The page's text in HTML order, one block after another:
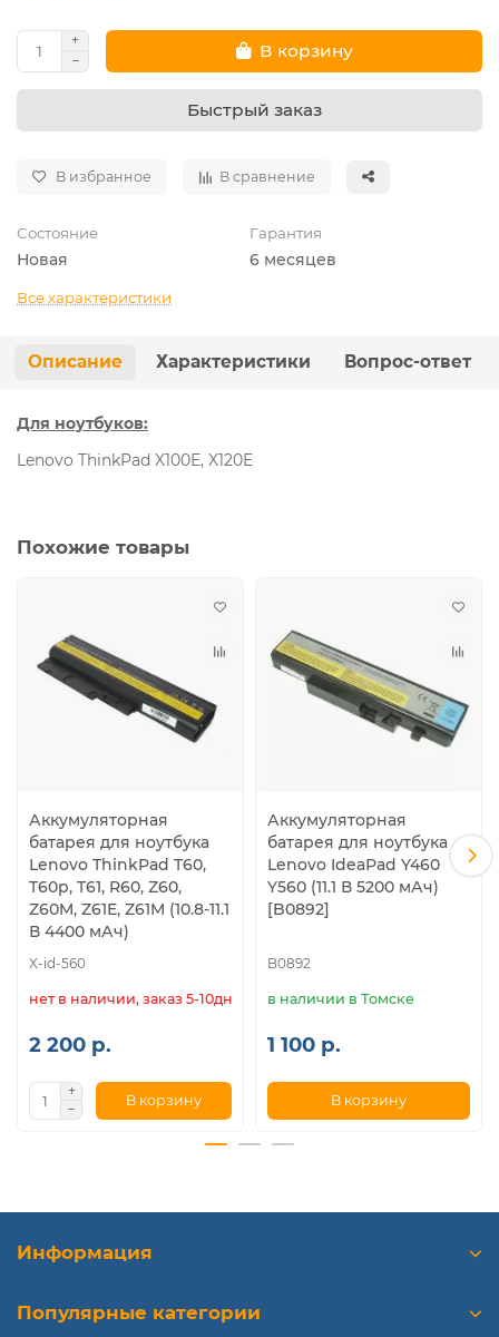
В корзину
Быстрый заказ
В избранное В сравнение
Состояние
Новая
Гарантия
6 месяцев
Все характеристики
Описание Характеристики Вопрос-ответ
Для ноутбуков:
Lenovo ThinkPad X100E, X120E
Похожие товары
Аккумуляторная
батарея для ноутбука
Lenovo ThinkPad T60,
T60p, T61, R60, Z60,
Z60M, Z61E, Z61M (10.8-11.1
В 4400 мАч)
X-id-560
нет в наличии, заказ 5-10дн.
2 200 р.
В корзину
Аккумуляторная
батарея для ноутбука
Lenovo IdeaPad Y460
Y560 (11.1 В 5200 мАч)
[B0892]
B0892
в наличии в Томске
1 100 р.
В корзину
Информация
Популярные категории